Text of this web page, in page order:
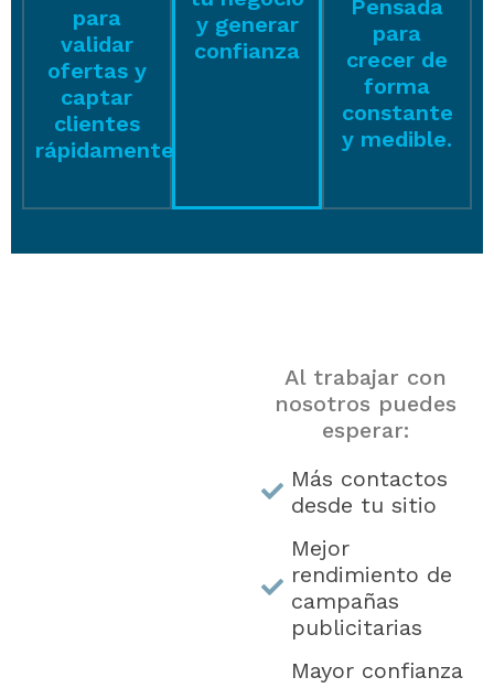
para
validar
ofertas y
captar
clientes
rápidamente
y generar
confianza
Pensada
para
crecer de
forma
constante
y medible.
Al trabajar con
nosotros puedes
esperar:
Más contactos
desde tu sitio
Mejor
rendimiento de
campañas
publicitarias
Mayor confianza